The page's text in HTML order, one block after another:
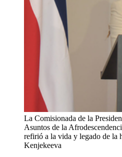
La Comisionada de la
Asuntos de la
refirió a la vida y legado de la
Kenjekeeva